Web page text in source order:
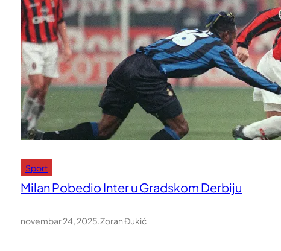
Sport
Milan Pobedio Inter u Gradskom Derbiju
novembar 24, 2025.Zoran Đukić